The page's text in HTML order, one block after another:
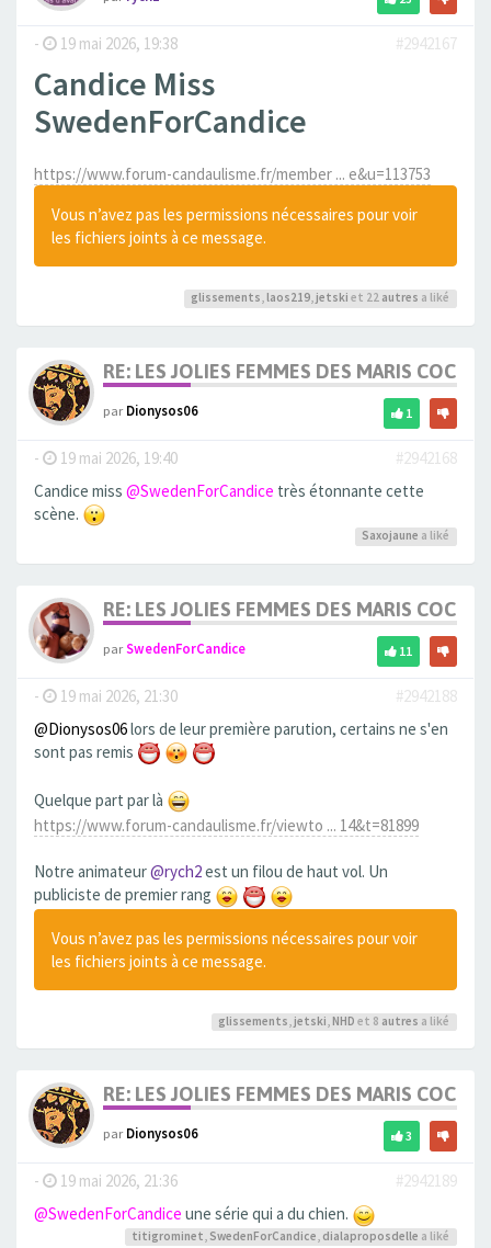
- 19 mai 2026, 19:38 #2942167
Candice Miss
SwedenForCandice
https://www.forum-candaulisme.fr/member ... e&u=113753
Vous n’avez pas les permissions nécessaires pour voir
les fichiers joints à ce message.
glissements, laos219, jetski et 22 autres a liké
RE: LES JOLIES FEMMES DES MARIS COCUS
parDionysos06 1
- 19 mai 2026, 19:40
#2942168
Candice miss @SwedenForCandice très étonnante cette
scène.
Saxojaune a liké
RE: LES JOLIES FEMMES DES MARIS COCUS
parSwedenForCandice 11
- 19 mai 2026, 21:30
#2942188
@Dionysos06lors de leur première parution, certains ne s'en
sont pas remis
Quelque part par là
https://www.forum-candaulisme.fr/viewto ... 14&t=81899
Notre animateur@rych2est un filou de haut vol. Un
publiciste de premier rang
Vous n’avez pas les permissions nécessaires pour voir
les fichiers joints à ce message.
glissements, jetski, NHD et 8 autres a liké
RE: LES JOLIES FEMMES DES MARIS COCUS
parDionysos06 3
- 19 mai 2026, 21:36
#2942189
@SwedenForCandice une série qui a du chien.
titigrominet, SwedenForCandice, dialaproposdelle a liké